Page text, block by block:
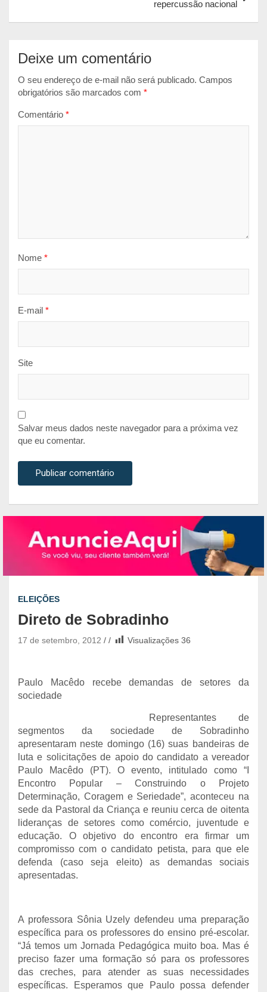
r
repercussão nacional
Deixe um comentário
O seu endereço de e-mail não será publicado. Campos
obrigatórios são marcados com *
Comentário *
Nome *
E-mail *
Site
Salvar meus dados neste navegador para a próxima vez
que eu comentar.
ELEIÇÕES
Direto de Sobradinho
17 de setembro, 2012 Visualizações 36
Paulo Macêdo recebe demandas de setores da
sociedade
Representantes de
segmentos da sociedade de Sobradinho
apresentaram neste domingo (16) suas bandeiras de
luta e solicitações de apoio do candidato a vereador
Paulo Macêdo (PT). O evento, intitulado como “I
Encontro Popular – Construindo o Projeto
Determinação, Coragem e Seriedade”, aconteceu na
sede da Pastoral da Criança e reuniu cerca de oitenta
lideranças de setores como comércio, juventude e
educação. O objetivo do encontro era firmar um
compromisso com o candidato petista, para que ele
defenda (caso seja eleito) as demandas sociais
apresentadas.
A professora Sônia Uzely defendeu uma preparação
específica para os professores do ensino pré-escolar.
“Já temos um Jornada Pedagógica muito boa. Mas é
preciso fazer uma formação só para os professores
das creches, para atender as suas necessidades
específicas. Esperamos que Paulo possa defender